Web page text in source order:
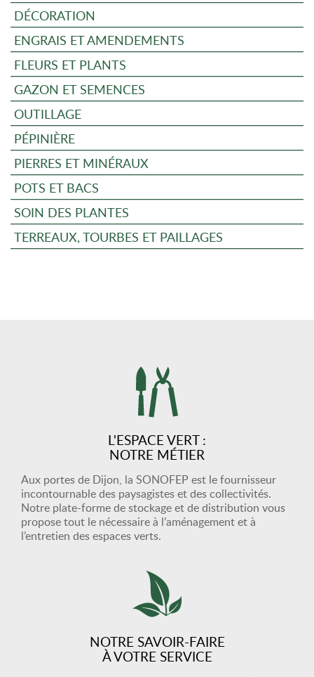
DÉCORATION
ENGRAIS ET AMENDEMENTS
FLEURS ET PLANTS
GAZON ET SEMENCES
OUTILLAGE
PÉPINIÈRE
PIERRES ET MINÉRAUX
POTS ET BACS
SOIN DES PLANTES
TERREAUX, TOURBES ET PAILLAGES
L'ESPACE VERT :
NOTRE MÉTIER
Aux portes de Dijon, la SONOFEP est le fournisseur
incontournable des paysagistes et des collectivités.
Notre plate-forme de stockage et de distribution vous
propose tout le nécessaire à l’aménagement et à
l’entretien des espaces verts.
NOTRE SAVOIR-FAIRE
À VOTRE SERVICE